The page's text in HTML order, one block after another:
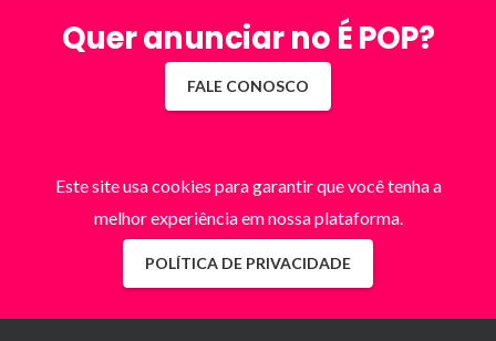
Quer anunciar no É POP?
FALE CONOSCO
Este site usa cookies para garantir que você tenha a
melhor experiência em nossa plataforma.
POLÍTICA DE PRIVACIDADE